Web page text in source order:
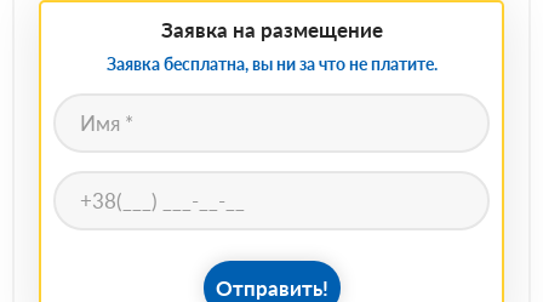
Заявка на размещение
Заявка бесплатна, вы ни за что не платите.
Отправить!